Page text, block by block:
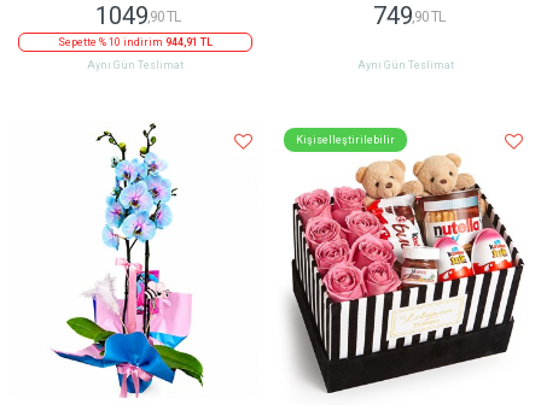
1049,90 TL
Sepette % 10 indirim 944,91 TL
Aynı Gün Teslimat
749,90 TL
Aynı Gün Teslimat
Kişiselleştirilebilir